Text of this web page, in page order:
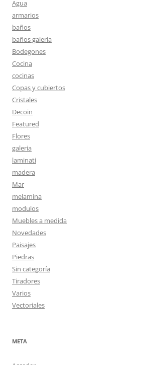
Agua
armarios
baños
baños galeria
Bodegones
Cocina
cocinas
Copas y cubiertos
Cristales
Decoin
Featured
Flores
galeria
laminati
madera
Mar
melamina
modulos
Muebles a medida
Novedades
Paisajes
Piedras
Sin categoría
Tiradores
Varios
Vectoriales
META